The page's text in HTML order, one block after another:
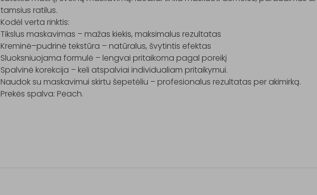
tamsius ratilus.
Kodėl verta rinktis:
Tikslus maskavimas – mažas kiekis, maksimalus rezultatas
Kreminė–pudrinė tekstūra – natūralus, švytintis efektas
Sluoksniuojama formulė – lengvai pritaikoma pagal poreikį
Spalvinė korekcija – keli atspalviai individualiam pritaikymui.
Naudok su maskavimui skirtu šepetėliu – profesionalus rezultatas per akimirką.
Prekės spalva: Peach.